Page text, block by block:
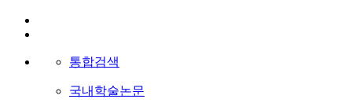
통합검색
국내학술논문